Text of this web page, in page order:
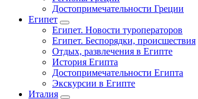
Достопримечательности Греции
Египет
Египет. Новости туроператоров
Египет. Беспорядки, происшествия
Отдых, развлечения в Египте
История Египта
Достопримечательности Египта
Экскурсии в Египте
Италия